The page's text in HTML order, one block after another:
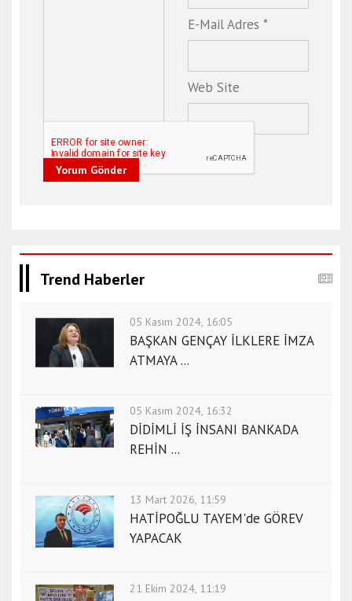
E-Mail Adres *
Web Site
Yorum Gönder
Trend Haberler
05 Kasım 2024, 16:05
BAŞKAN GENÇAY İLKLERE İMZA
ATMAYA ...
05 Kasım 2024, 16:32
DİDİMLİ İŞ İNSANI BANKADA
REHİN ...
13 Mart 2026, 11:59
HATİPOĞLU TAYEM'de GÖREV
YAPACAK
21 Ekim 2024, 11:19